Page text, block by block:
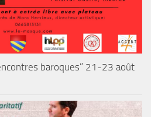
baroques” 21-23 août